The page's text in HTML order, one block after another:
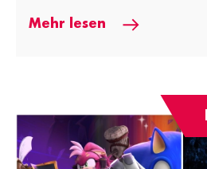
Mehr lesen